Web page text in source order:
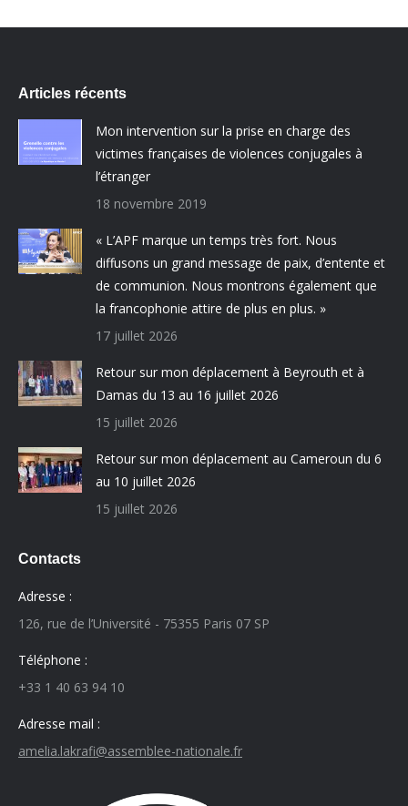
Articles récents
Mon intervention sur la prise en charge des
victimes françaises de violences conjugales à
l’étranger
18 novembre 2019
« L’APF marque un temps très fort. Nous
diffusons un grand message de paix, d’entente et
de communion. Nous montrons également que
la francophonie attire de plus en plus. »
17 juillet 2026
Retour sur mon déplacement à Beyrouth et à
Damas du 13 au 16 juillet 2026
15 juillet 2026
Retour sur mon déplacement au Cameroun du 6
au 10 juillet 2026
15 juillet 2026
Contacts
Adresse :
126, rue de l’Université - 75355 Paris 07 SP
Téléphone :
+33 1 40 63 94 10
Adresse mail :
amelia.lakrafi@assemblee-nationale.fr